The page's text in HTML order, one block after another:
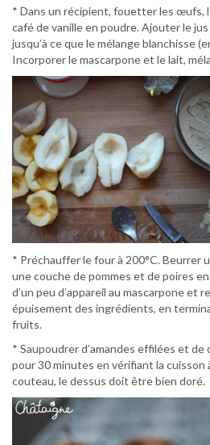
* Dans un récipient, fouetter les œufs,
café de vanille en poudre. Ajouter le
jusqu’à ce que le mélange blanchisse
Incorporer le mascarpone et le lait,
* Préchauffer le four à 200°C. Beurrer
une couche de pommes et de poires
d’un peu d’appareil au mascarpone et
épuisement des ingrédients, en
fruits.
* Saupoudrer d’amandes effilées et
pour 30 minutes en vérifiant la cuisson
couteau, le dessus doit être bien doré.